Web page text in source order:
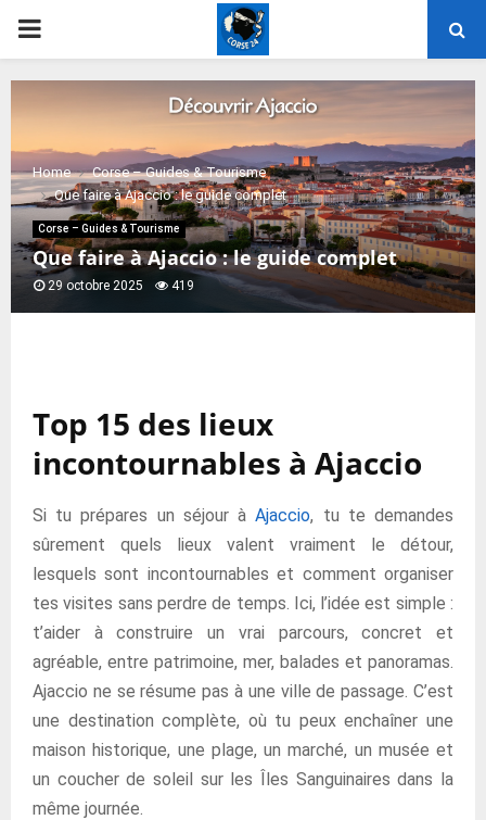
PRIMARY
MENU
Home
Corse – Guides & Tourisme
Que faire à Ajaccio : le guide complet
Corse – Guides & Tourisme
Que faire à Ajaccio : le guide complet
29 octobre 2025 419
Top 15 des lieux
incontournables à Ajaccio
Si tu prépares un séjour àAjaccio, tu te demandes
sûrement quels lieux valent vraiment le détour,
lesquels sont incontournables et comment organiser
tes visites sans perdre de temps. Ici, l’idée est simple :
t’aider à construire un vrai parcours, concret et
agréable, entre patrimoine, mer, balades et panoramas.
Ajaccio ne se résume pas à une ville de passage. C’est
une destination complète, où tu peux enchaîner une
maison historique, une plage, un marché, un musée et
un coucher de soleil sur les Îles Sanguinaires dans la
même journée.